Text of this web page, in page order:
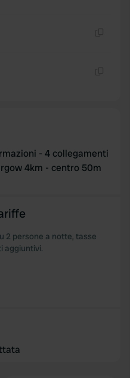
- 4 collegamenti
4km - centro 50m
2 persone a notte, tasse
aggiuntivi.